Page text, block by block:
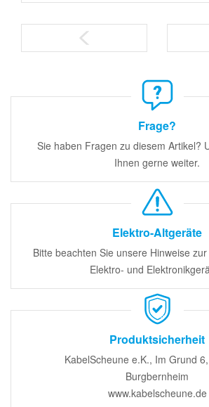
Frage?
Sie haben Fragen zu diesem Artikel?
Ihnen gerne weiter.
Elektro-Altgeräte
Bitte beachten Sie unsere Hinweise
Elektro- und
Produktsicherheit
KabelScheune e.K., Im Grund
Burgbernheim
www.kabelscheune.de